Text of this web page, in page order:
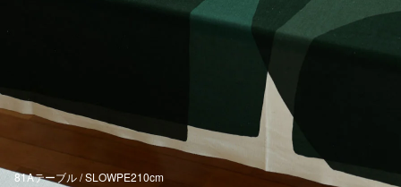
81Aテーブル / SLOWPE210cm